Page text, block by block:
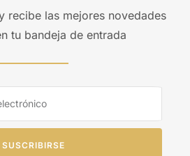
recibe las mejores novedades
tu bandeja de entrada
SUSCRIBIRSE